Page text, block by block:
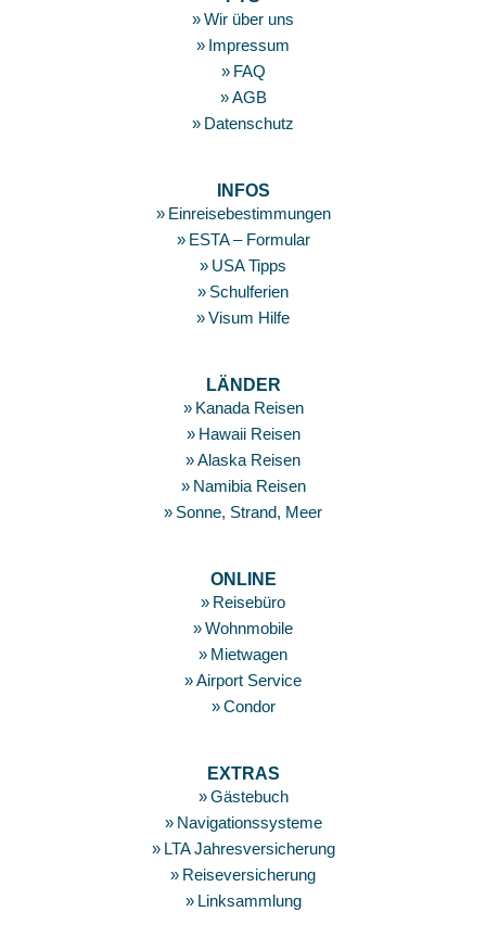
Wir über uns
Impressum
FAQ
AGB
Datenschutz
INFOS
Einreisebestimmungen
ESTA – Formular
USA Tipps
Schulferien
Visum Hilfe
LÄNDER
Kanada Reisen
Hawaii Reisen
Alaska Reisen
Namibia Reisen
Sonne, Strand, Meer
ONLINE
Reisebüro
Wohnmobile
Mietwagen
Airport Service
Condor
EXTRAS
Gästebuch
Navigationssysteme
LTA Jahresversicherung
Reiseversicherung
Linksammlung